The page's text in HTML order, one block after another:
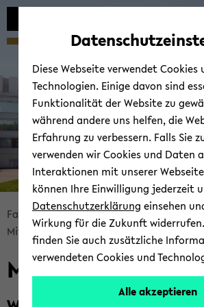
vermeiden
zum
wechseln
zum
wechseln
zum
wechseln
Bread­
crumb
sprin­
gen
und
Fa­kul­tät für Ma­the­ma­tik Groups
Mit­ar­bei­ter*innen
Mit­ar­bei­ter*innen
Diese Webseite verwendet Cookies
Technologien. Einige davon sind
Funktionalität der Website zu
während andere uns helfen, die
Erfahrung zu verbessern. Falls Sie
verwenden wir Cookies und Daten
Interaktionen mit unserer Webseite
können Ihre Einwilligung jederzeit
Datenschutzerklärung einsehen
Wirkung für die Zukunft
finden Sie auch zusätzliche
verwendeten Cookies und
Alle akzeptieren